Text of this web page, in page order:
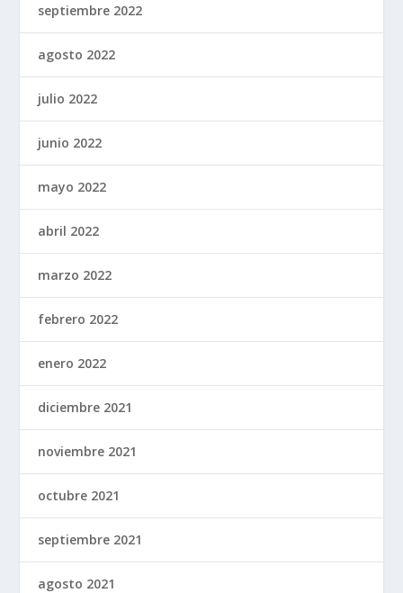
septiembre 2022
agosto 2022
julio 2022
junio 2022
mayo 2022
abril 2022
marzo 2022
febrero 2022
enero 2022
diciembre 2021
noviembre 2021
octubre 2021
septiembre 2021
agosto 2021